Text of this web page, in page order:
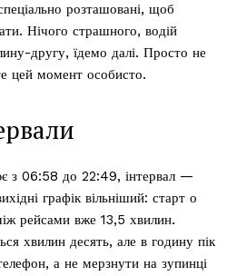
розташовані, щоб
Нічого страшного, водій
другу, їдемо далі. Просто не
цей момент особисто.
з 06:58 до 22:49, інтервал —
графік вільніший: старт о
рейсами вже 13,5 хвилин.
хвилин десять, але в годину пік
а не мерзнути на зупинці